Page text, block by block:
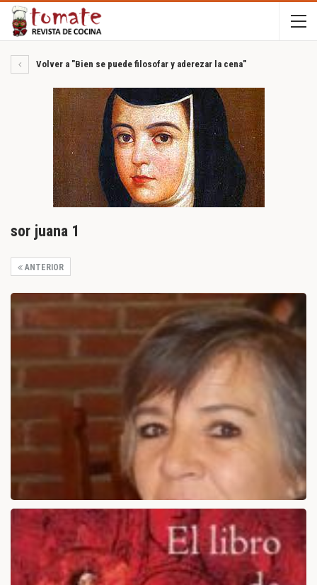
Volver a "Bien se puede filosofar y aderezar la cena"
sor juana 1
ANTERIOR